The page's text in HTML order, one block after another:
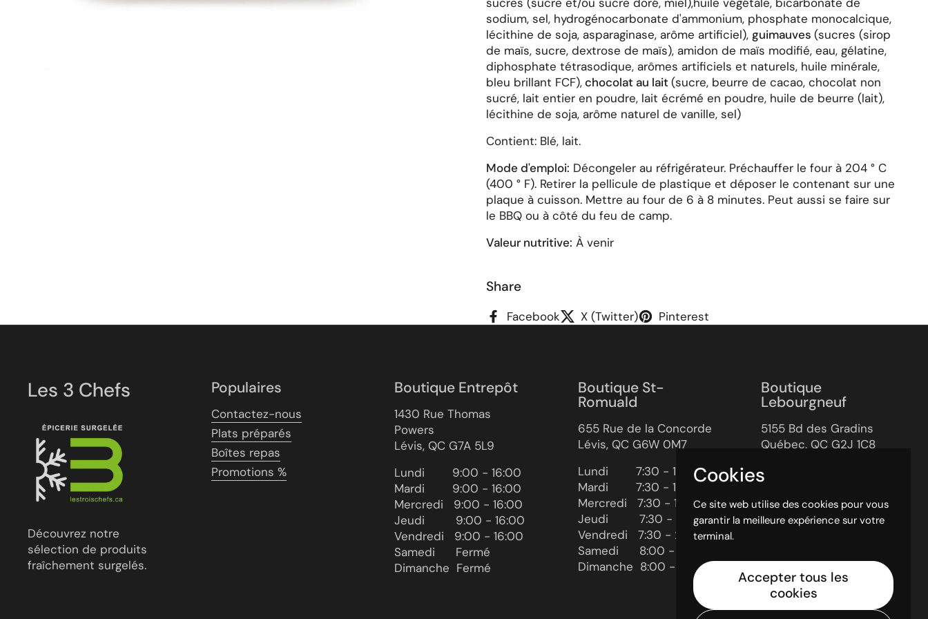
sodium, sel, hydrogénocarbonate d'ammonium, phosphate monocalcique,
lécithine de soja, asparaginase, arôme artificiel), guimauves (sucres (sirop
de maïs, sucre, dextrose de maïs), amidon de maïs modifié, eau, gélatine,
diphosphate tétrasodique, arômes artificiels et naturels, huile minérale,
bleu brillant FCF),chocolat au lait(sucre, beurre de cacao, chocolat non
sucré, lait entier en poudre, lait écrémé en poudre, huile de beurre (lait),
lécithine de soja, arôme naturel de vanille, sel)
Contient: Blé, lait.
Mode d'emploi: Décongeler au réfrigérateur. Préchauffer le four à 204 ° C
(400 ° F). Retirer la pellicule de plastique et déposer le contenant sur une
plaque à cuisson. Mettre au four de 6 à 8 minutes. Peut aussi se faire sur
le BBQ ou à côté du feu de camp.
Valeur nutritive: À venir
Share
Facebook X (Twitter) Pinterest
Les 3 Chefs
Découvrez notre
sélection de produits
fraîchement surgelés.
Populaires
Contactez-nous
Plats préparés
Boîtes repas
Promotions %
Boutique Entrepôt
1430 Rue Thomas
Powers
Lévis, QC G7A 5L9
Lundi ‎ ‎ ‎ ‎ ‎ ‎ ‎ 9:00 - 16:00
Mardi ‎ ‎ ‎ ‎ ‎ ‎ ‎ 9:00 - 16:00
Mercredi ‎ ‎‎ 9:00 - 16:00
Jeudi ‎ ‎ ‎ ‎ ‎ ‎ ‎ ‎ 9:00 - 16:00
Vendredi ‎ ‎ ‎9:00 - 16:00
Samedi ‎ ‎ ‎ ‎ ‎ Fermé
Dimanche ‎ Fermé
Boutique St-
Romuald
655 Rue de la Concorde
Lévis, QC G6W 0M7
Lundi ‎ ‎ ‎ ‎ ‎ ‎ ‎ 7:30 - 18:00
Mardi ‎ ‎ ‎ ‎ ‎ ‎ ‎ 7:30 - 18:00
Mercredi ‎ ‎‎ 7:30 - 18:00
Jeudi ‎ ‎ ‎ ‎ ‎ ‎ ‎ ‎ 7:30 - 20:00
Vendredi ‎ ‎ ‎7:30 - 20:00
Samedi ‎ ‎ ‎ ‎ ‎ 8:00 - 17:00
Dimanche ‎ 8:00 - 17:00
Boutique
Lebourgneuf
5155 Bd des Gradins
Québec, QC G2J 1C8
Lundi ‎ ‎ ‎ ‎ ‎ ‎ ‎ 9:00 - 18:00
Mardi ‎ ‎ ‎ ‎ ‎ ‎ ‎ 9:00 - 18:00
Mercredi ‎ ‎‎ 9:00 - 18:00
Jeudi ‎ ‎ ‎ ‎ ‎ ‎ ‎ ‎ 9:00 - 20:00
Dimanche ‎ 10:00 - 17:00
Cookies
Ce site web utilise des cookies pour vous
garantir la meilleure expérience sur votre
terminal.
Accepter tous les
cookies